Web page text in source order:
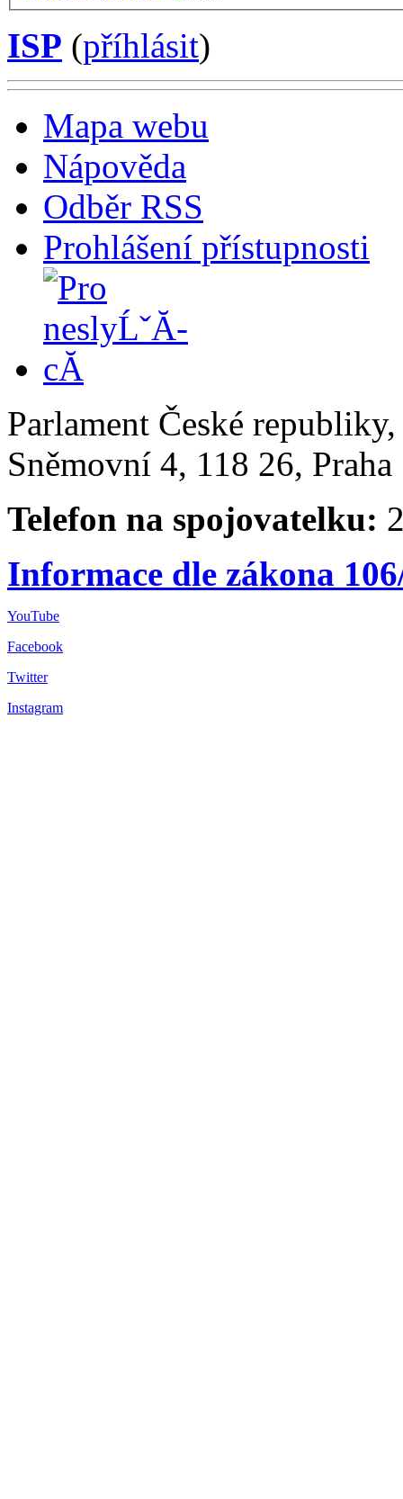
ISP (příhlásit)
Mapa webu
Nápověda
Odběr RSS
Prohlášení přístupnosti
Parlament České
Sněmovní 4, 118 26,
Telefon na spojovatelku:
Informace dle zákona
YouTube
Facebook
Twitter
Instagram